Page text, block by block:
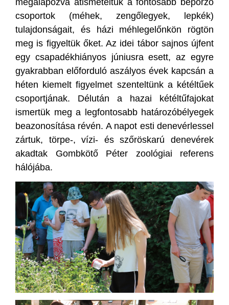
megalapozva átismételtük a fontosabb beporzó
csoportok (méhek, zengőlegyek, lepkék)
tulajdonságait, és házi méhlegelőnkön rögtön
meg is figyeltük őket. Az idei tábor sajnos újfent
egy csapadékhiányos júniusra esett, az egyre
gyakrabban előforduló aszályos évek kapcsán a
héten kiemelt figyelmet szenteltünk a kétéltűek
csoportjának. Délután a hazai kétéltűfajokat
ismertük meg a legfontosabb határozóbélyegek
beazonosítása révén. A napot esti denevérlessel
zártuk, törpe-, vízi- és szőröskarú denevérek
akadtak Gombkötő Péter zoológiai referens
hálójába.